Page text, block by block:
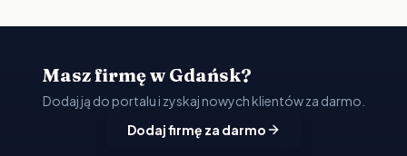
Masz firmę w Gdańsk?
Dodaj ją do portalu i zyskaj nowych klientów za darmo.
Dodaj firmę za darmo